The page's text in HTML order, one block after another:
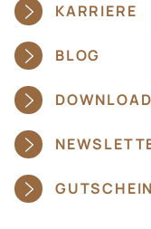
KARRIERE
BLOG
DOWNLOAD
GUTSCHEIN